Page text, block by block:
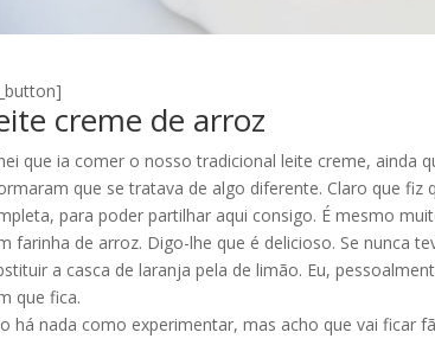
creme de arroz
que ia comer o nosso tradicional leite creme, ainda
que se tratava de algo diferente. Claro que fiz
para poder partilhar aqui consigo. É mesmo
farinha de arroz. Digo-lhe que é delicioso. Se nunca
a casca de laranja pela de limão. Eu,
que fica.
há nada como experimentar, mas acho que vai ficar